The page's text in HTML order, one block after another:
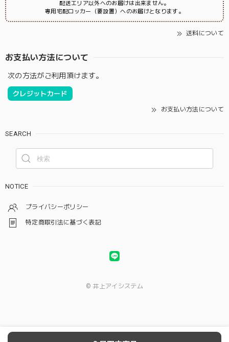
配送エリア以外へのお届けは出来ません。
専用宅配ロッカー（要設置）へのお届けとなります。
送料について
お支払い方法について
次の方法がご利用頂けます。
クレジットカード
お支払い方法について
SEARCH
NOTICE
プライバシーポリシー
特定商取引法に基づく表記
© 井上アイシステム